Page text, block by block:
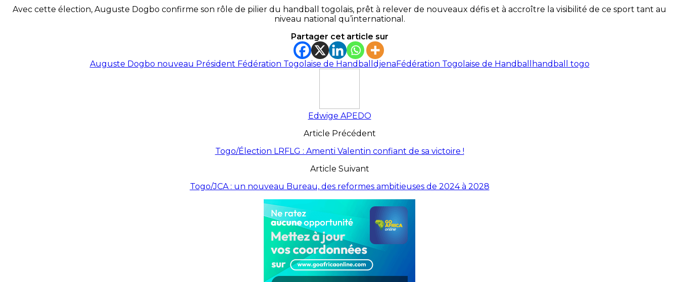
Avec cette élection, Auguste Dogbo confirme son rôle de pilier du handball togolais, prêt à relever de nouveaux défis et à accroître la visibilité de ce sport tant au
niveau national qu’international.
Partager cet article sur
Auguste Dogbo nouveau Président Fédération Togolaise de Handball djenaFédération Togolaise de Handball handball togo
Edwige APEDO
Article Précédent
Togo/Élection LRFLG : Amenti Valentin confiant de sa victoire !
Article Suivant
Togo/JCA : un nouveau Bureau, des reformes ambitieuses de 2024 à 2028